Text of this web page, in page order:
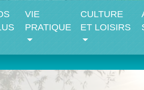
VIE
PRATIQUE
CULTURE
ET LOISIRS